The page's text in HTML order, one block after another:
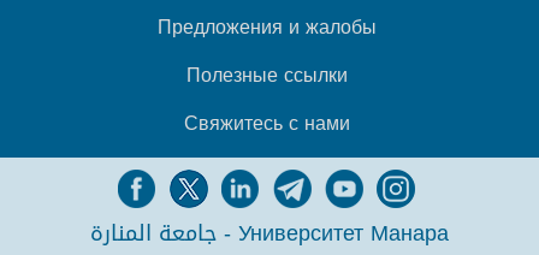
Предложения и жалобы
Полезные ссылки
Свяжитесь с нами
جامعة المنارة - Университет Манара